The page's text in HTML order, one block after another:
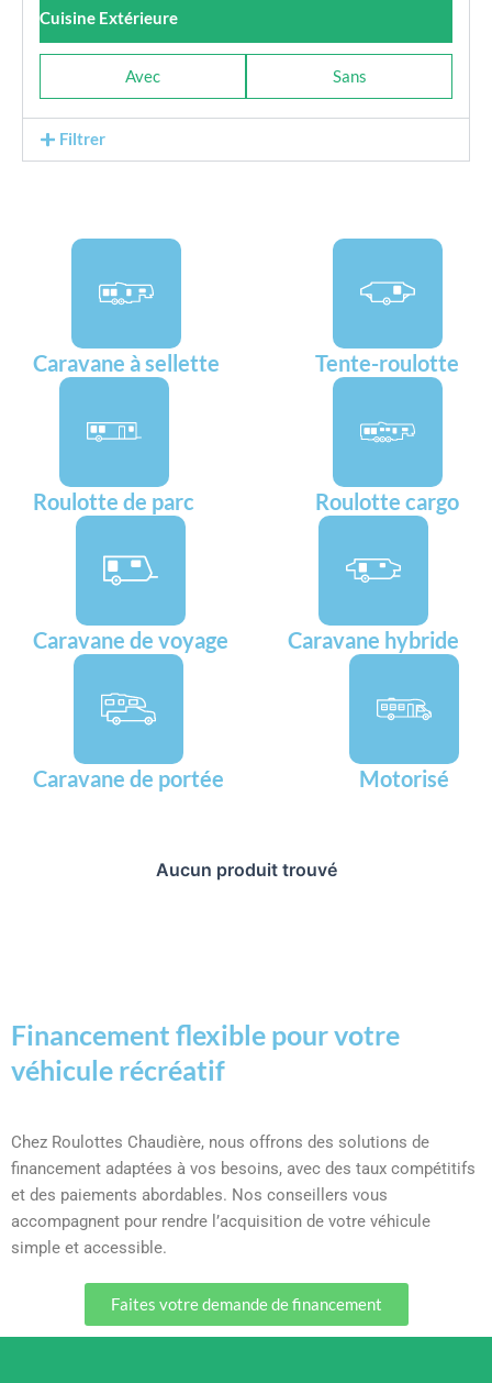
Cuisine Extérieure
Avec Sans
Filtrer
Caravane à sellette Tente-roulotte
Roulotte de parc Roulotte cargo
Caravane de voyage Caravane hybride
Caravane de portée Motorisé
Aucun produit trouvé
Financement flexible pour votre
véhicule récréatif
Chez Roulottes Chaudière, nous offrons des solutions de
financement adaptées à vos besoins, avec des taux compétitifs
et des paiements abordables. Nos conseillers vous
accompagnent pour rendre l’acquisition de votre véhicule
simple et accessible.
Faites votre demande de financement